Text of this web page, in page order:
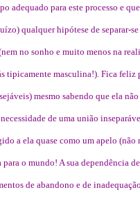
adequado para este processo e
qualquer hipótese de separar-
no sonho e muito menos na
tipicamente masculina!). Fica feliz
mesmo sabendo que ela
de uma união
a ela quase como um apelo
o mundo! A sua dependência
de abandono e de